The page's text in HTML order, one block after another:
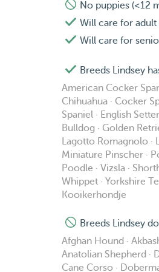
We have an elderly
treats our cat the
foster rabbits (from
Please note: we don't
home. I am willing to
No puppies (<12
Will care for adult
Will care for
Breeds Lindsey
American Cocker
Chihuahua · Cocker
Spaniel · English
Bulldog · Golden
Lagotto Romagnolo ·
Miniature Pinscher ·
Poodle · Vizsla ·
Whippet · Yorkshire
Kooikerhondje
Breeds Lindsey
Afghan Hound ·
Anatolian Shepherd ·
Cane Corso ·